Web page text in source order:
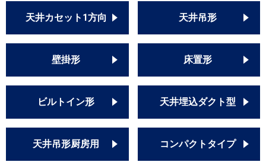
天井カセット1方向 天井吊形
壁掛形 床置形
ビルトイン形 天井埋込ダクト型
天井吊形厨房用 コンパクトタイプ